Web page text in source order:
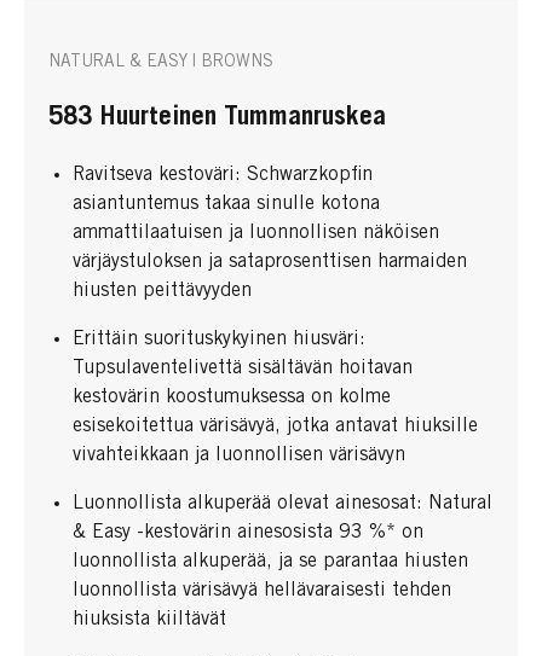
NATURAL & EASY | BROWNS
583 Huurteinen Tummanruskea
Ravitseva kestoväri: Schwarzkopfin
asiantuntemus takaa sinulle kotona
ammattilaatuisen ja luonnollisen näköisen
värjäystuloksen ja sataprosenttisen harmaiden
hiusten peittävyyden
Erittäin suorituskykyinen hiusväri:
Tupsulaventelivettä sisältävän hoitavan
kestovärin koostumuksessa on kolme
esisekoitettua värisävyä, jotka antavat hiuksille
vivahteikkaan ja luonnollisen värisävyn
Luonnollista alkuperää olevat ainesosat: Natural
& Easy -kestovärin ainesosista 93 %* on
luonnollista alkuperää, ja se parantaa hiusten
luonnollista värisävyä hellävaraisesti tehden
hiuksista kiiltävät